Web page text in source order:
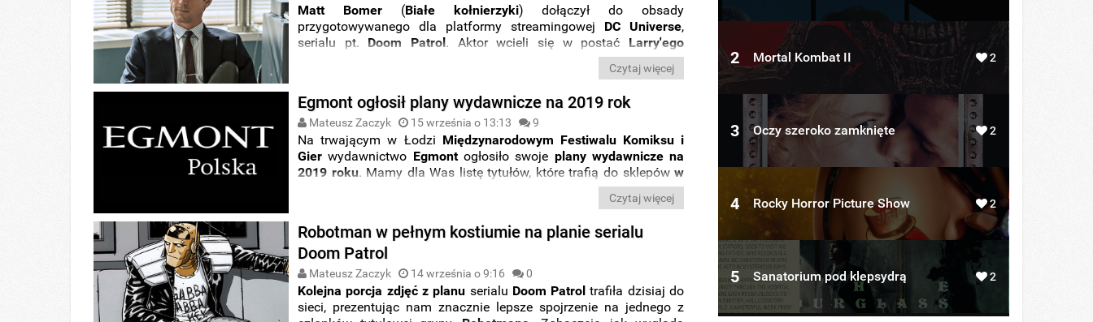
Matt Bomer(Białe kołnierzyki) dołączył do obsady
przygotowywanego dla platformy streamingowej DC Universe,
serialu pt. Doom Patrol. Aktor wcieli się w postać Larry'ego
Czytaj więcej
Egmont ogłosił plany wydawnicze na 2019 rok
Mateusz Zaczyk 15 września o 13:13 9
Na trwającym w Łodzi Międzynarodowym Festiwalu Komiksu i
Gier wydawnictwo Egmontogłosiło swoje plany wydawnicze na
2019 roku. Mamy dla Was listę tytułów, które trafią do sklepóww
Czytaj więcej
Robotman w pełnym kostiumie na planie serialu
Doom Patrol
Mateusz Zaczyk 14 września o 9:16 0
Kolejna porcja zdjęć z planu serialu Doom Patrol trafiła dzisiaj do
sieci, prezentując nam znacznie lepsze spojrzenie na jednego z
2 Mortal Kombat II 2
3 Oczy szeroko zamknięte 2
4 Rocky Horror Picture Show 2
5 Sanatorium pod klepsydrą 2